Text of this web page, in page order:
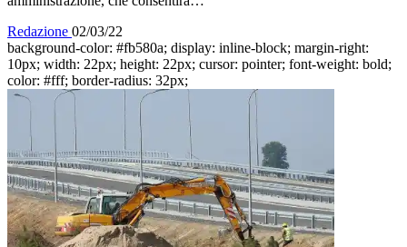
Redazione 02/03/22
background-color: #fb580a; display: inline-block; margin-right:
10px; width: 22px; height: 22px; cursor: pointer; font-weight: bold;
color: #fff; border-radius: 32px;